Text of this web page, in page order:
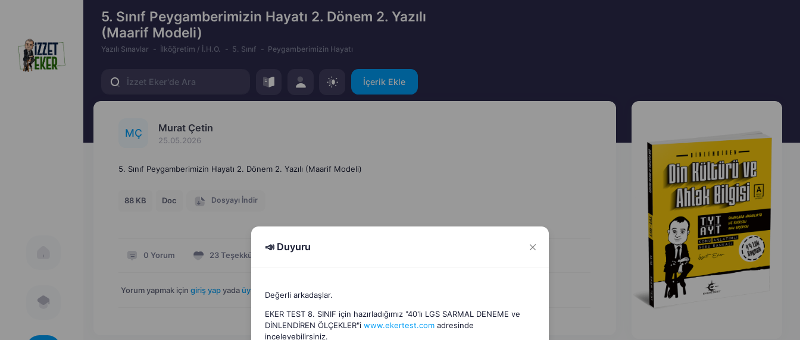
5. Sınıf Peygamberimizin Hayatı 2. Dönem 2. Yazılı
(Maarif Modeli)
Yazılı Sınavlar İlköğretim / İ.H.O. 5. Sınıf Peygamberimizin Hayatı
İçerik Ekle
MÇ Murat Çetin
25.05.2026
5. Sınıf Peygamberimizin Hayatı 2. Dönem 2. Yazılı (Maarif Modeli)
88 KB Doc Dosyayı İndir
0 Yorum 23Teşekkür Hata Bildir
Yorum yapmak için giriş yap yada üye ol .
📣 Duyuru
Değerli arkadaşlar.
EKER TEST 8. SINIF için hazırladığımız "40'lı LGS SARMAL DENEME ve
DİNLENDİREN ÖLÇEKLER"i www.ekertest.comadresinde
inceleyebilirsiniz.